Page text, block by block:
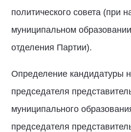
политического совета (при
муниципальном
отделения Партии).
Определение кандидатуры
председателя
муниципального
председателя